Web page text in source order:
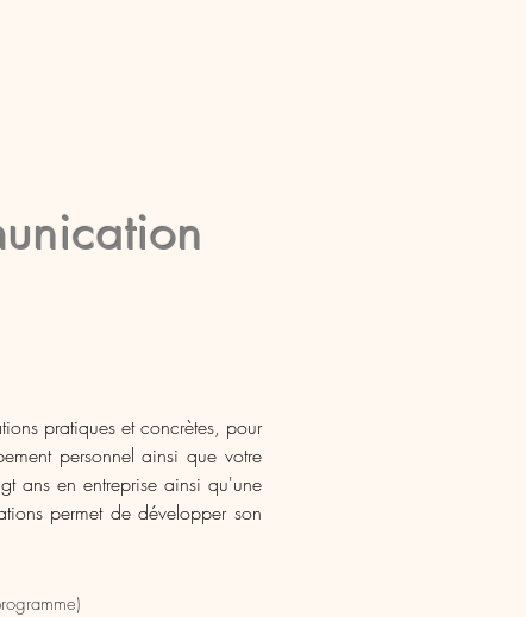
pratiques et concrètes, pour
personnel ainsi que votre
ans en entreprise ainsi qu'une
permet de développer son